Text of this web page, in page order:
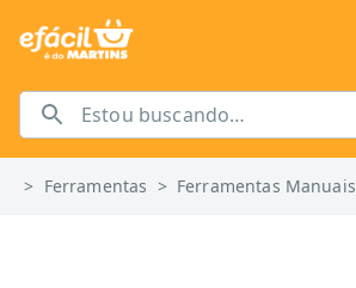
> Ferramentas > Ferramentas Manuais